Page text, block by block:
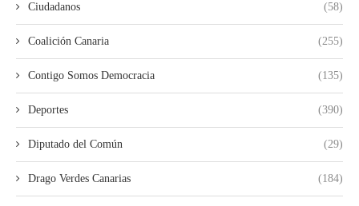
Ciudadanos (58)
Coalición Canaria (255)
Contigo Somos Democracia (135)
Deportes (390)
Diputado del Común (29)
Drago Verdes Canarias (184)